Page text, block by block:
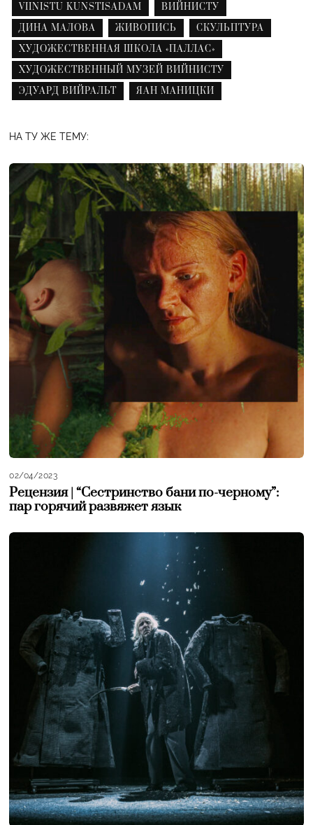
VIINISTU KUNSTISADAM
ВИЙНИСТУ
ДИНА МАЛОВА
ЖИВОПИСЬ
СКУЛЬПТУРА
ХУДОЖЕСТВЕННАЯ ШКОЛА «ПАЛЛАС»
ХУДОЖЕСТВЕННЫЙ МУЗЕЙ ВИЙНИСТУ
ЭДУАРД ВИЙРАЛЬТ
ЯАН МАНИЦКИ
НА ТУ ЖЕ ТЕМУ:
02/04/2023
Рецензия | “Сестринство бани по-черному”:
пар горячий развяжет язык